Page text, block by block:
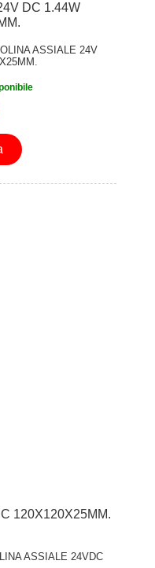
DC 1.44W
ASSIALE 24V
120X120X25MM.
ASSIALE 24VDC